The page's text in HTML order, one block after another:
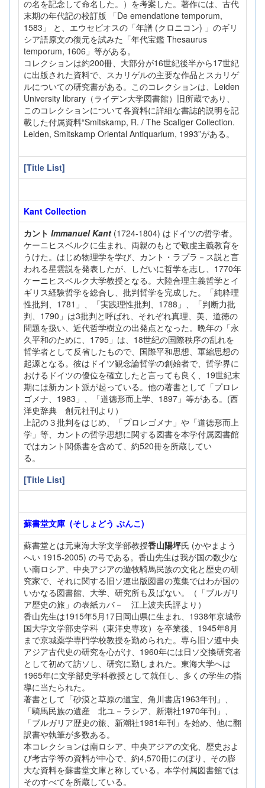
の名を記念して命名した。）を考案した。著作には、古代
末期の年代記の校訂版 「De emendatione temporum,
1583」 と、エウセビオスの「年譜 (クロニコン) 」のギリ
シア語原文の復元を試みた「年代宝鑑 Thesaurus
temporum, 1606」等がある。
コレクションは約200冊、大部分が16世紀後半から17世紀
に出版された資料で、スカリゲルの主要な作品とスカリゲ
ルについての研究書がある。このコレクションは、Leiden
University library（ライデン大学図書館）旧所蔵であり、
このコレクションについて各資料に詳細な書誌的説明を記
載した付属資料“Smitskamp, R. / The Scaliger Collection.
Leiden, Smitskamp Oriental Antiquarium, 1993”がある。
[Title List]
Kant Collection
カント Immanuel Kant (1724-1804) はドイツの哲学者。
ケーニヒスベルクに生まれ、両親のもとで敬虔主義教育を
うけた。はじめ物理学を学び、カント・ラプラ－ス説と言
われる星雲説を発表したが、しだいに哲学を志し、1770年
ケーニヒスベルク大学教授となる。大陸合理主義哲学とイ
ギリス経験哲学を総合し、批判哲学を完成した。「純粋理
性批判、1781」、「実践理性批判、1788」、「判断力批
判、1790」は3批判と呼ばれ、それぞれ真理、美、道徳の
問題を扱い、近代哲学樹立の出発点となった。晩年の「永
久平和のために、1795」は、18世紀の国際秩序の乱れを
哲学者として反省したもので、国際平和思想、軍縮思想の
起源となる。彼はドイツ観念論哲学の創始者で、哲学界に
おけるドイツの優位を確立したと言っても良く、19世紀末
期には新カント派が起っている。他の著書として「プロレ
ゴメナ、1983」、「道徳形而上学、1897」等がある。(西
洋史辞典 創元社刊より）
上記の３批判をはじめ、「プロレゴメナ」や「道徳形而上
学」等、カントの哲学思想に関する図書を本学付属図書館
ではカント関係書を含めて、約520冊を所蔵してい
る。
[Title List]
蘇書堂文庫 (そしょどう ぶんこ)
蘇書堂とは元東海大学文学部教授香山陽坪氏 (かやまよう
へい 1915-2005) の号である。香山先生は我が国の数少な
い南ロシア、中央アジアの遊牧騎馬民族の文化と歴史の研
究家で、それに関する旧ソ連出版図書の蒐集ではわが国の
いかなる図書館、大学、研究所も及ばない。（「ブルガリ
ア歴史の旅」の表紙カバ－ 江上波夫氏評より）
香山先生は1915年5月17日岡山県に生まれ、1938年京城帝
国大学文学部史学科（東洋史専攻）を卒業後、1945年8月
まで京城薬学専門学校教授を勤められた。専ら旧ソ連中央
アジア古代史の研究を心がけ、1960年には日ソ交換研究者
として初めて訪ソし、研究に勤しまれた。東海大学へは
1965年に文学部史学科教授として就任し、多くの学生の指
導に当たられた。
著書として「砂漠と草原の遺宝、角川書店1963年刊」、
「騎馬民族の遺産 北ユ－ラシア、新潮社1970年刊」、
「ブルガリア歴史の旅、新潮社1981年刊」を始め、他に翻
訳書や執筆が多数ある。
本コレクションは南ロシア、中央アジアの文化、歴史およ
び考古学等の資料が中心で、約4,570冊にのぼり、その膨
大な資料を蘇書堂文庫と称している。本学付属図書館では
そのすべてを所蔵している。